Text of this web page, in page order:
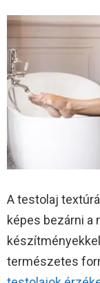
A testolaj
képes bezárni a
természetes